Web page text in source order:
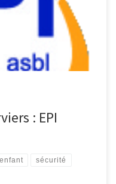
Nos enfants sur le Net
: EPI
enfant sécurité